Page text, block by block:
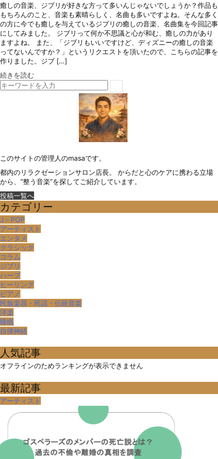
癒しの音楽、ジブリが好きな方って多いんじゃないでしょうか？作品も
もちろんのこと、音楽も素晴らしく、名曲も多いですよね。そんな多く
の方に今でも癒しを与えているジブリの癒しの音楽、名曲集を今回記事
にしてみました。 ジブリって何か不思議と心が和む、癒しの力があり
ますよね。 また、「ジブリもいいですけど、ディズニーの癒しの音楽
ってないんですか？」というリクエストを頂いたので、こちらの記事を
作りました。ジブ […]
続きを読む
このサイトの管理人のmasaです。
都内のリラクゼーションサロン店長。 からだと心のケアに携わる立場
から、“整う音楽”を探してご紹介しています。
投稿一覧へ
カテゴリー
J－POP
アーティスト
エンタメ
クラシック
コラム
ジブリ
ハープ
ヒーリング
ピアノ
民族楽器・民謡・伝統音楽
洋楽
睡眠
自律神経
人気記事
オフラインのためランキングが表示できません
最新記事
アーティスト